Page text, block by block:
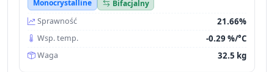
Monocrystalline
Bifacjalny
Sprawność
21.66%
Wsp. temp. -0.29 %/°C
Waga 32.5 kg